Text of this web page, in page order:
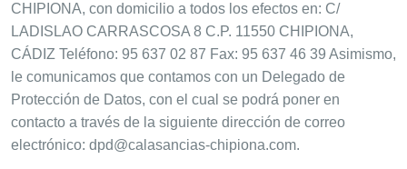
CHIPIONA, con domicilio a todos los efectos en: C/
LADISLAO CARRASCOSA 8 C.P. 11550 CHIPIONA,
CÁDIZ Teléfono: 95 637 02 87 Fax: 95 637 46 39 Asimismo,
le comunicamos que contamos con un Delegado de
Protección de Datos, con el cual se podrá poner en
contacto a través de la siguiente dirección de correo
electrónico: dpd@calasancias-chipiona.com.